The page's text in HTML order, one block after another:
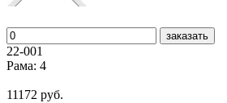
заказать
22-001
Рама: 4
11172 руб.